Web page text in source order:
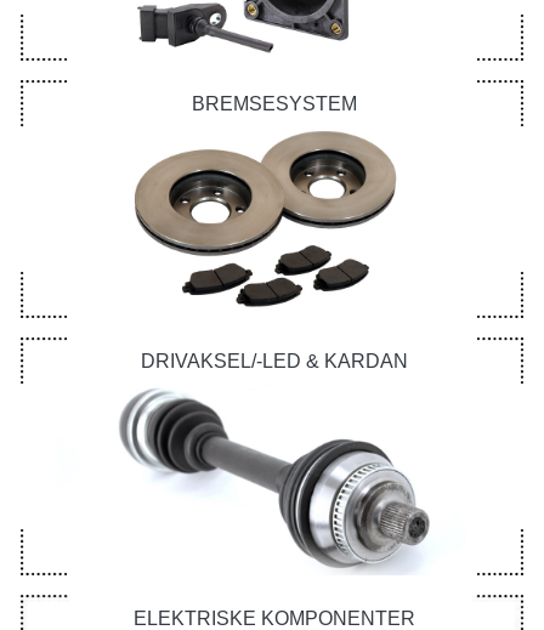
BREMSESYSTEM
DRIVAKSEL/-LED & KARDAN
ELEKTRISKE KOMPONENTER